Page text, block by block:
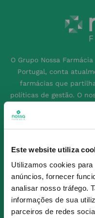
Este website utiliza
Utilizamos cookies
anúncios, fornecer
analisar nosso tráfego.
informações de sua
parceiros de redes
O Grupo Nossa
Portugal, conta
farmácias que
políticas de gestão. O
as melhores soluções
através
Subscreva para
Ao confirmar o registo, aceito
Nossa Farmácia